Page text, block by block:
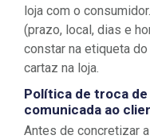
loja com o
(prazo, local, dias e
constar na etiqueta
cartaz na loja.
Política de troca
comunicada ao
Antes de concretizar